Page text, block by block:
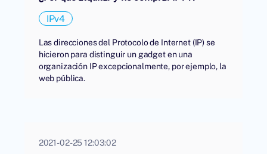
IPv4
Las direcciones del Protocolo de Internet (IP) se
hicieron para distinguir un gadget en una
organización IP excepcionalmente, por ejemplo, la
web pública.
2021-02-25 12:03:02